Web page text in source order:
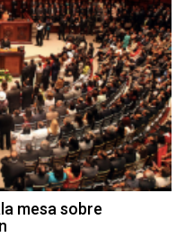
mesa sobre